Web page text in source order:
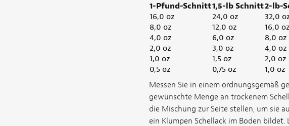
1-Pfund-Schnitt1,5-lb Schnitt2-lb-
16,0 oz
24,0 oz 32,0
8,0 oz
12,0 oz 16,0 oz
4,0 oz
6,0 oz 8,0 oz
2,0 oz
3,0 oz 4,0 oz
1,0 oz
1,5 oz 2,0 oz
0,5 oz
0,75 oz 1,0 oz
Messen Sie in einem ordnungsgemäß
gewünschte Menge an trockenem
die Mischung zur Seite stellen, um sie
ein Klumpen Schellack im Boden